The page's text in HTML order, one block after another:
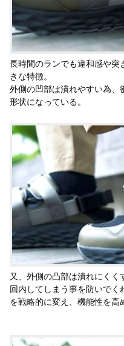
長時間のランでも違和感や突
きな特徴。
外側の凹部は潰れやすい為、
形状になっている。
又、外側の凸部は潰れにくく
回内してしまう事を防いでく
を戦略的に変え、機能性を高